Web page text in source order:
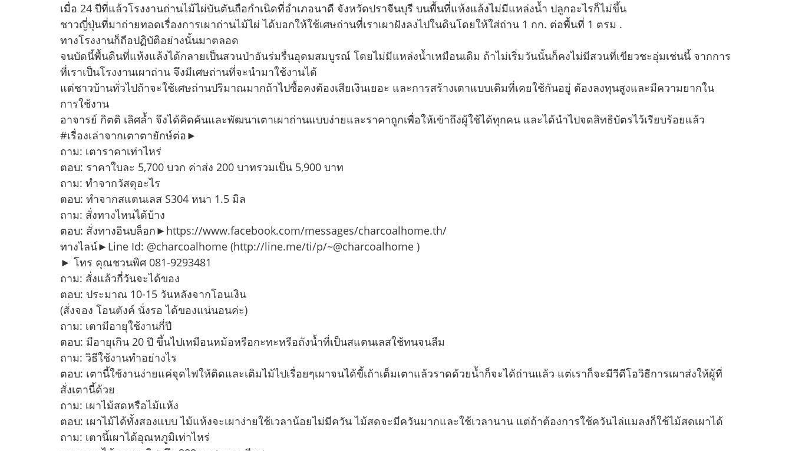
เมื่อ 24 ปีที่แล้วโรงงานถ่านไม้ไผ่บันตันถือกำเนิดที่อำเภอนาดี จังหวัดปราจีนบุรี บนพื้นที่แห้งแล้งไม่มีแหล่งน้ำ ปลูกอะไรก็ไม่ขึ้น
ชาวญี่ปุ่นที่มาถ่ายทอดเรื่องการเผาถ่านไม้ไผ่ ได้บอกให้ใช้เศษถ่านที่เราเผาฝังลงไปในดินโดยให้ใส่ถ่าน 1 กก. ต่อพื้นที่ 1 ตรม .
ทางโรงงานก็ถือปฏิบัติอย่างนั้นมาตลอด
จนบัดนี้พื้นดินที่แห้งแล้งได้กลายเป็นสวนป่าอันร่มรื่นอุดมสมบูรณ์ โดยไม่มีแหล่งน้ำเหมือนเดิม ถ้าไม่เริ่มวันนั้นก็คงไม่มีสวนที่เขียวชะอุ่มเช่นนี้ จากการ
ที่เราเป็นโรงงานเผาถ่าน จึงมีเศษถ่านที่จะนำมาใช้งานได้
แต่ชาวบ้านทั่วไปถ้าจะใช้เศษถ่านปริมาณมากถ้าไปซื้อคงต้องเสียเงินเยอะ และการสร้างเตาแบบเดิมที่เคยใช้กันอยู่ ต้องลงทุนสูงและมีความยากใน
การใช้งาน
อาจารย์ กิตติ เลิศล้ำ จึงได้คิดค้นและพัฒนาเตาเผาถ่านแบบง่ายและราคาถูกเพื่อให้เข้าถึงผู้ใช้ได้ทุกคน และได้นำไปจดสิทธิบัตรไว้เรียบร้อยแล้ว
#เรื่องเล่าจากเตาตายักษ์ต่อ►
ถาม: เตาราคาเท่าไหร่
ตอบ: ราคาใบละ 5,700 บวก ค่าส่ง 200 บาทรวมเป็น 5,900 บาท
ถาม: ทำจากวัสดุอะไร
ตอบ: ทำจากสแตนเลส S304 หนา 1.5 มิล
ถาม: สั่งทางไหนได้บ้าง
ตอบ: สั่งทางอินบล็อก►https://www.facebook.com/messages/charcoalhome.th/
ทางไลน์►Line Id: @charcoalhome (http://line.me/ti/p/~@charcoalhome )
► โทร คุณชวนพิศ 081-9293481
ถาม: สั่งแล้วกี่วันจะได้ของ
ตอบ: ประมาณ 10-15 วันหลังจากโอนเงิน
(สั่งจอง โอนตังค์ นั่งรอ ได้ของแน่นอนค่ะ)
ถาม: เตามีอายุใช้งานกี่ปี
ตอบ: มีอายุเกิน 20 ปี ขึ้นไปเหมือนหม้อหรือกะทะหรือถังน้ำที่เป็นสแตนเลสใช้ทนจนลืม
ถาม: วิธีใช้งานทำอย่างไร
ตอบ: เตานี้ใช้งานง่ายแค่จุดไฟให้ติดและเติมไม้ไปเรื่อยๆเผาจนได้ขี้เถ้าเต็มเตาแล้วราดด้วยน้ำก็จะได้ถ่านแล้ว แต่เราก็จะมีวีดีโอวิธีการเผาส่งให้ผู้ที่
สั่งเตานี้ด้วย
ถาม: เผาไม้สดหรือไม้แห้ง
ตอบ: เผาไม้ได้ทั้งสองแบบ ไม้แห้งจะเผาง่ายใช้เวลาน้อยไม่มีควัน ไม้สดจะมีควันมากและใช้เวลานาน แต่ถ้าต้องการใช้ควันไล่แมลงก็ใช้ไม้สดเผาได้
ถาม: เตานี้เผาได้อุณหภูมิเท่าไหร่